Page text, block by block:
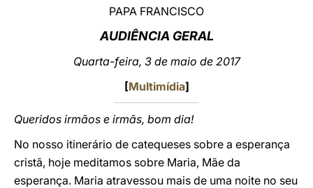
PAPA FRANCISCO
AUDIÊNCIA GERAL
Quarta-feira, 3 de maio de 2017
[Multimídia]
Queridos irmãos e irmãs, bom dia!
No nosso itinerário de catequeses sobre a esperança
cristã, hoje meditamos sobre Maria, Mãe da
esperança. Maria atravessou mais de uma noite no seu